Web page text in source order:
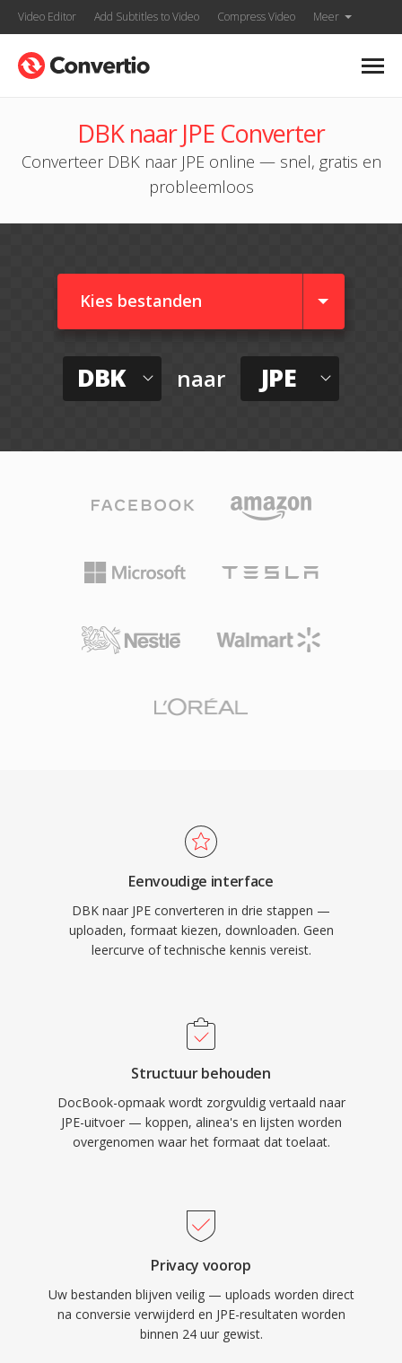
Video Editor Add Subtitles to Video Compress Video Meer
DBK naar JPE Converter
Converteer DBK naar JPE online — snel, gratis en
probleemloos
Kies bestanden
DBK naar JPE
Eenvoudige interface
DBK naar JPE converteren in drie stappen —
uploaden, formaat kiezen, downloaden. Geen
leercurve of technische kennis vereist.
Structuur behouden
DocBook-opmaak wordt zorgvuldig vertaald naar
JPE-uitvoer — koppen, alinea's en lijsten worden
overgenomen waar het formaat dat toelaat.
Privacy voorop
Uw bestanden blijven veilig — uploads worden direct
na conversie verwijderd en JPE-resultaten worden
binnen 24 uur gewist.